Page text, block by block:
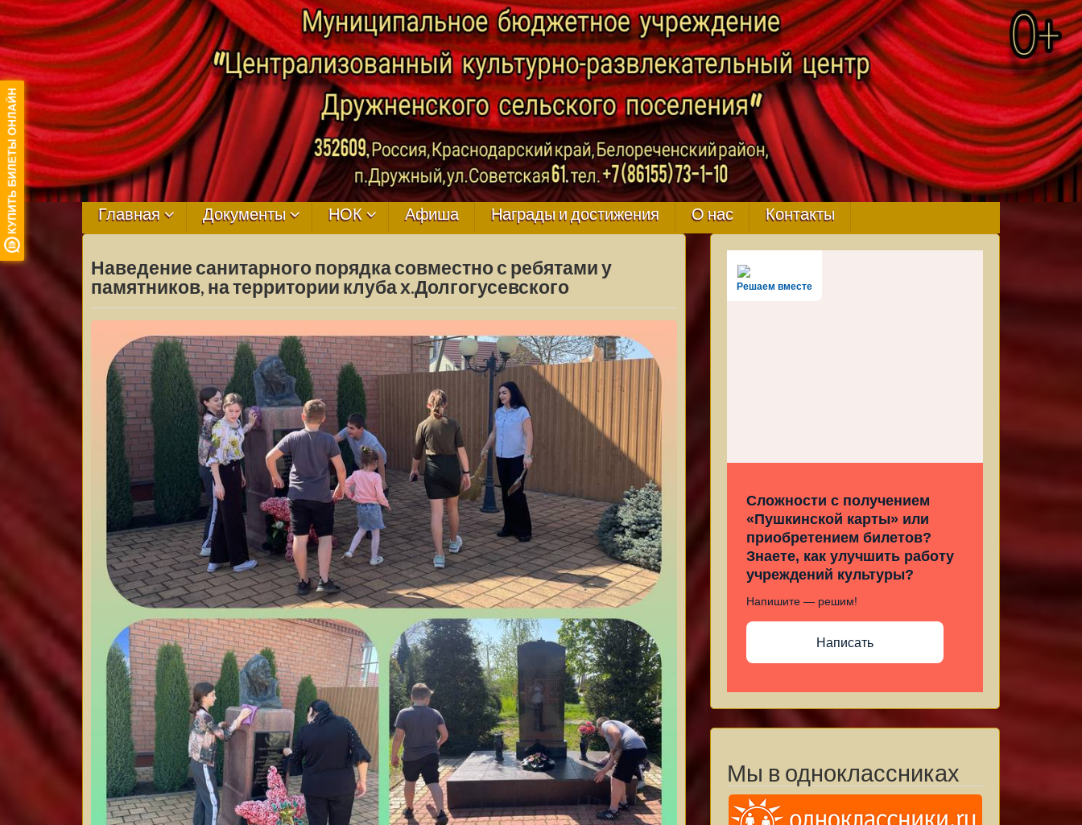
МБУ ЦКРЦ
ДРУЖНЕНСКОГО
СЕЛЬСКОГО
ПОСЕЛЕНИЯ
Главная Документы НОК Афиша Награды и достижения О нас Контакты
Наведение санитарного порядка совместно с ребятами у
памятников, на территории клуба х.Долгогусевского
Решаем вместе
Сложности с получением
«Пушкинской карты» или
приобретением билетов?
Знаете, как улучшить работу
учреждений культуры?
Напишите — решим!
Написать
Мы в одноклассниках